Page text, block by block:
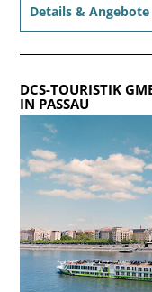
Details & Angebote
DCS-TOURISTIK
IN PASSAU